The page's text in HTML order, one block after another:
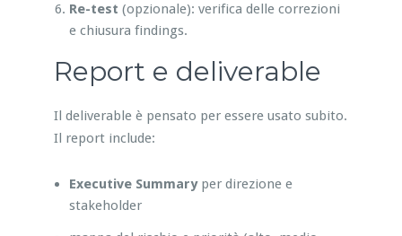
Re-test (opzionale): verifica delle correzioni
e chiusura findings.
Report e deliverable
Il deliverable è pensato per essere usato subito.
Il report include:
Executive Summaryper direzione e
stakeholder